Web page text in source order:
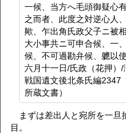
一候、当方へ毛頭御疑心
之而者、此度之対逆心人
歟、乍出角氏政父子ニ被
大小事共ニ可申合候、一
候、不可過勘弁候、軈以
六月十一日/氏政（花押）
戦国遺文後北条氏編2347
所蔵文書）
まずは差出人と宛所を一
目。